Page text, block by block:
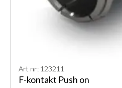
Art nr: 123211
F-kontakt Push on